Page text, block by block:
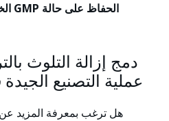
الحفاظ على حالة GMP الخاصة بهم في الاتحاد الأوروبي.
دمج إزالة التلوث
عملية التصنيع
هل ترغب بمعرفة المزيد عن